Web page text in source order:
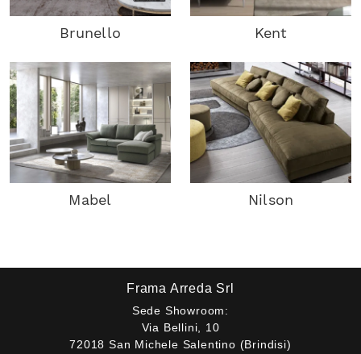
Brunello Kent
Mabel Nilson
Frama Arreda Srl
Sede Showroom:
Via Bellini, 10
72018 San Michele Salentino (Brindisi)